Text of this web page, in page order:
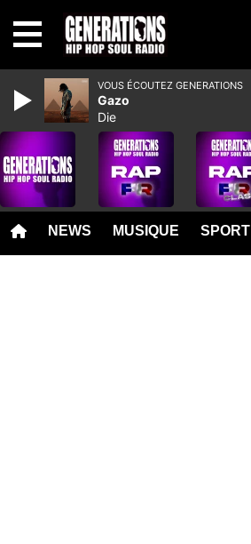
NEWS MUSIQUE SPORT
VOUS ÉCOUTEZ GENERATIONS
Gazo
Die